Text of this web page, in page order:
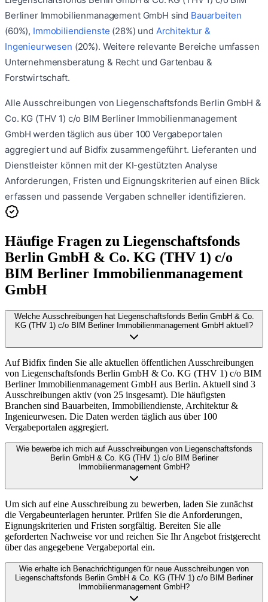
Berliner Immobilienmanagement GmbH sind Bauarbeiten
(60%), Immobiliendienste (28%) und Architektur &
Ingenieurwesen (20%). Weitere relevante Bereiche umfassen
Unternehmensberatung & Rechtund Gartenbau &
Forstwirtschaft.
Alle Ausschreibungen von Liegenschaftsfonds Berlin GmbH &
Co. KG (THV 1) c/o BIM Berliner Immobilienmanagement
GmbH werden täglich aus über 100 Vergabeportalen
aggregiert und auf Bidfix zusammengeführt. Lieferanten und
Dienstleister können mit der KI-gestützten Analyse
Anforderungen, Fristen und Eignungskriterien auf einen Blick
erfassen und passende Vergaben schneller identifizieren.
Häufige Fragen zu Liegenschaftsfonds
Berlin GmbH & Co. KG (THV 1) c/o
BIM Berliner Immobilienmanagement
GmbH
Welche Ausschreibungen hat Liegenschaftsfonds Berlin GmbH & Co.
KG (THV 1) c/o BIM Berliner Immobilienmanagement GmbH aktuell?
Auf Bidfix finden Sie alle aktuellen öffentlichen Ausschreibungen
von Liegenschaftsfonds Berlin GmbH & Co. KG (THV 1) c/o BIM
Berliner Immobilienmanagement GmbH aus Berlin. Aktuell sind 3
Ausschreibungen aktiv (von 25 insgesamt). Die häufigsten
Branchen sind Bauarbeiten, Immobiliendienste, Architektur &
Ingenieurwesen. Die Daten werden täglich aus über 100
Vergabeportalen aggregiert.
Wie bewerbe ich mich auf Ausschreibungen von Liegenschaftsfonds
Berlin GmbH & Co. KG (THV 1) c/o BIM Berliner
Immobilienmanagement GmbH?
Um sich auf eine Ausschreibung zu bewerben, laden Sie zunächst
die Vergabeunterlagen herunter. Prüfen Sie die Anforderungen,
Eignungskriterien und Fristen sorgfältig. Bereiten Sie alle
geforderten Nachweise vor und reichen Sie Ihr Angebot fristgerecht
über das angegebene Vergabeportal ein.
Wie erhalte ich Benachrichtigungen für neue Ausschreibungen von
Liegenschaftsfonds Berlin GmbH & Co. KG (THV 1) c/o BIM Berliner
Immobilienmanagement GmbH?